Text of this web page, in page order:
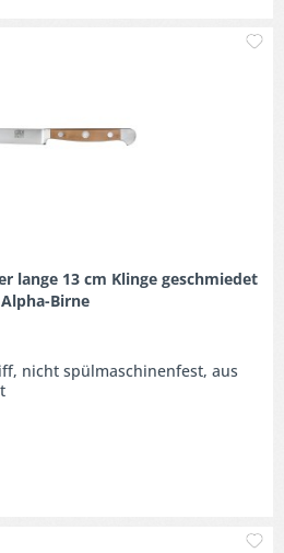
lange 13 cm Klinge geschmiedet
Birne
nicht spülmaschinenfest, aus